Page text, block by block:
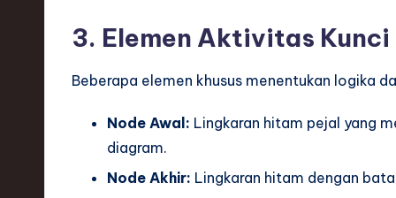
3. Elemen Aktivitas Kunci
Beberapa elemen khusus menentukan logika
Node Awal: Lingkaran hitam pejal yang
diagram.
Node Akhir: Lingkaran hitam dengan